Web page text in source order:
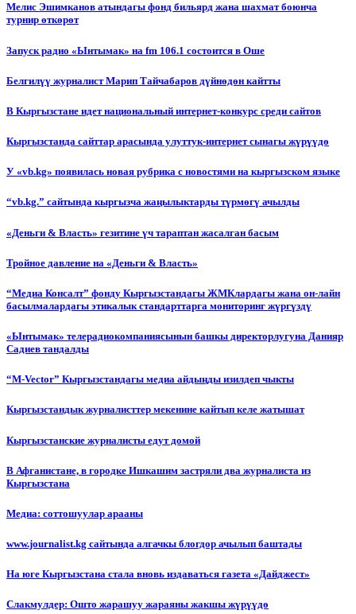
Мелис Эшимканов атындагы фонд бильярд жана шахмат боюнча
турнир өткөрөт
Запуск радио «Ынтымак» на fm 106.1 состоится в Оше
Белгилүү журналист Марип Тайчабаров дүйнөдөн кайтты
В Кыргызстане идет национальный интернет-конкурс среди сайтов
Кыргызстанда сайттар арасында улуттук-интернет сынагы жүрүүдө
У «vb.kg» появилась новая рубрика с новостями на кыргызском языке
“vb.kg.” сайтында кыргызча жаңылыктарды түрмөгү ачылды
«Деньги & Власть» гезитине үч тараптан жасалган басым
Тройное давление на «Деньги & Власть»
“Медиа Консалт” фонду Кыргызстандагы ЖМКлардагы жана он-лайн
басылмалардагы этикалык стандарттарга мониторинг жүргүздү
«Ынтымак» телерадиокомпаниясынын башкы директорлугуна Данияр
Садиев тандалды
“М-Vector” Кыргызстандагы медиа айдыңды изилдеп чыкты
Кыргызстандык журналисттер мекенине кайтып келе жатышат
Кыргызстанские журналисты едут домой
В Афганистане, в городке Ишкашим застряли два журналиста из
Кыргызстана
Медиа: соттошуулар арааны
www.journalist.kg сайтында алгачкы блогдор ачылып баштады
На юге Кыргызстана стала вновь издаваться газета «Дайджест»
Слакмулдер: Ошто жарашуу жараяны жакшы жүрүүдө